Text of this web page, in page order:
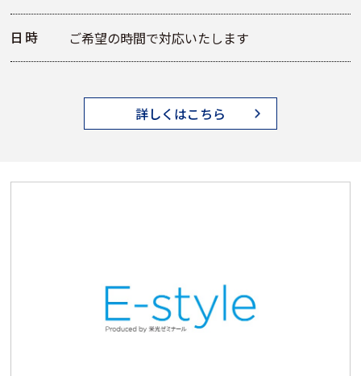
日時 ご希望の時間で対応いたします
詳しくはこちら